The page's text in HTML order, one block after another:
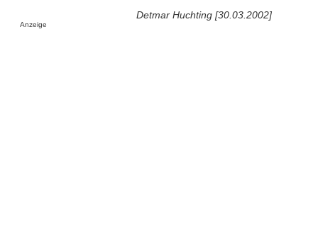
Detmar Huchting [30.03.2002]
Anzeige